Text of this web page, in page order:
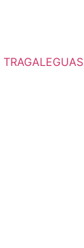
TRAGALEGUAS